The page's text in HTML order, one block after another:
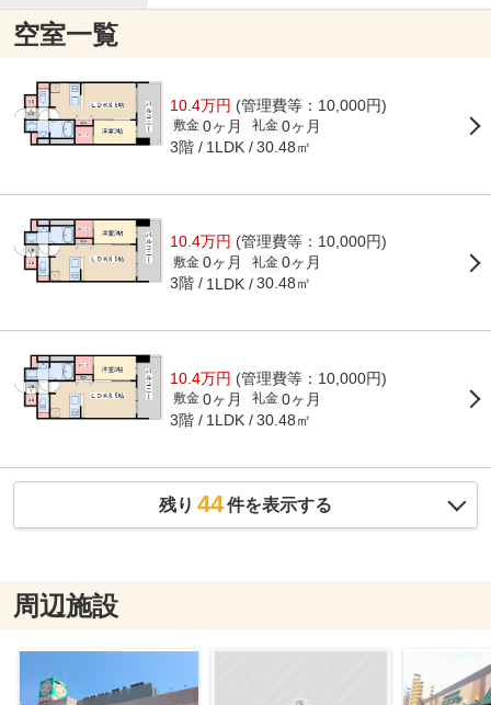
空室一覧
10.4万円 (管理費等：10,000円)
敷金 0ヶ月 礼金 0ヶ月
3階 1LDK 30.48㎡
10.4万円 (管理費等：10,000円)
敷金 0ヶ月 礼金 0ヶ月
3階 1LDK 30.48㎡
10.4万円 (管理費等：10,000円)
敷金 0ヶ月 礼金 0ヶ月
3階 1LDK 30.48㎡
残り 44件を表示する
周辺施設